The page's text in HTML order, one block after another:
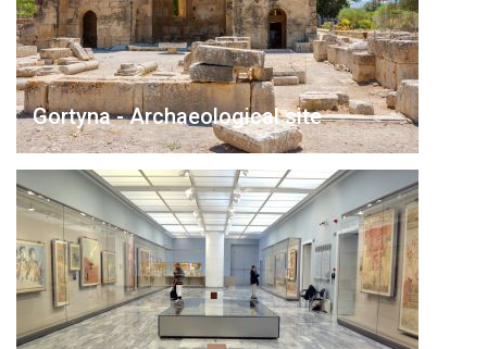
Gortyna - Archaeological site